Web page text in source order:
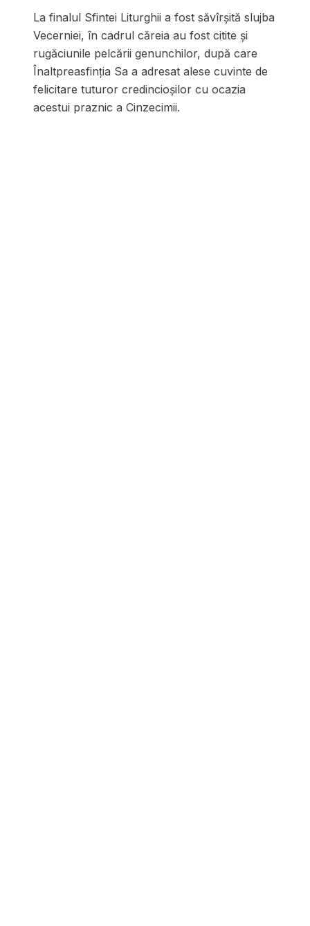
La finalul Sfintei Liturghii a fost săvîrșită slujba
Vecerniei, în cadrul căreia au fost citite și
rugăciunile pelcării genunchilor, după care
Înaltpreasfinția Sa a adresat alese cuvinte de
felicitare tuturor credincioșilor cu ocazia
acestui praznic a Cinzecimii.